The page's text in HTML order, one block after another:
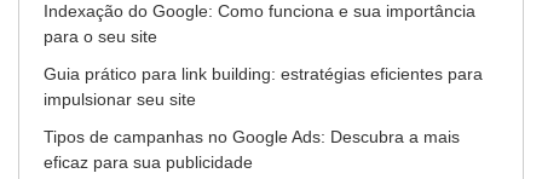
Indexação do Google: Como funciona e sua importância
para o seu site
Guia prático para link building: estratégias eficientes para
impulsionar seu site
Tipos de campanhas no Google Ads: Descubra a mais
eficaz para sua publicidade